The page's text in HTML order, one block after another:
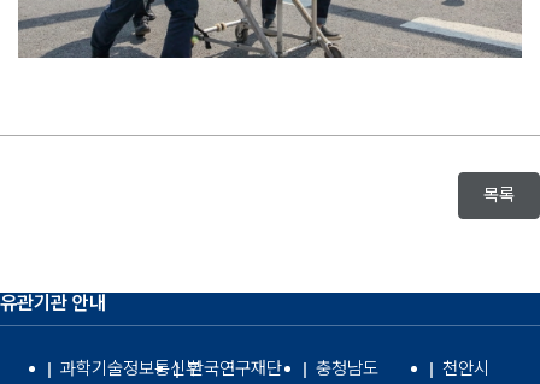
목록
유관기관 안내
과학기술정보통신부한국연구재단 충청남도 천안시